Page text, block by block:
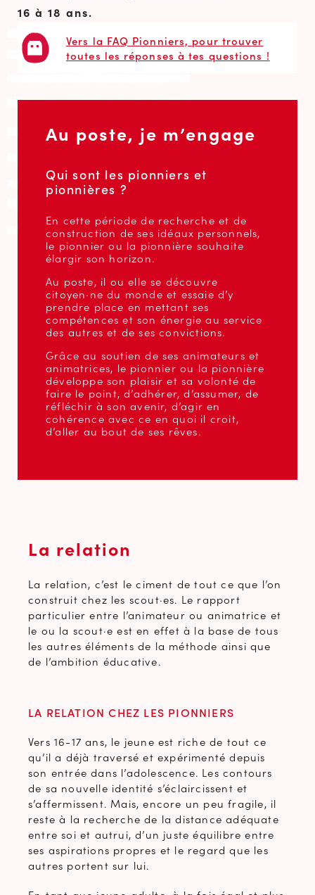
16 à 18 ans.
Vers la FAQ Pionniers, pour trouver
toutes les réponses à tes questions !
Au poste, je m’engage
Qui sont les pionniers et
pionnières ?
En cette période de recherche et de
construction de ses idéaux personnels,
le pionnier ou la pionnière souhaite
élargir son horizon.
Au poste, il ou elle se découvre
citoyen·ne du monde et essaie d’y
prendre place en mettant ses
compétences et son énergie au service
des autres et de ses convictions.
Grâce au soutien de ses animateurs et
animatrices, le pionnier ou la pionnière
développe son plaisir et sa volonté de
faire le point, d’adhérer, d’assumer, de
réfléchir à son avenir, d’agir en
cohérence avec ce en quoi il croit,
d’aller au bout de ses rêves.
La relation
La relation, c’est le ciment de tout ce que l’on
construit chez les scout·es. Le rapport
particulier entre l’animateur ou animatrice et
le ou la scout·e est en effet à la base de tous
les autres éléments de la méthode ainsi que
de l’ambition éducative.
LA RELATION CHEZ LES PIONNIERS
Vers 16-17 ans, le jeune est riche de tout ce
qu’il a déjà traversé et expérimenté depuis
son entrée dans l’adolescence. Les contours
de sa nouvelle identité s’éclaircissent et
s’affermissent. Mais, encore un peu fragile, il
reste à la recherche de la distance adéquate
entre soi et autrui, d’un juste équilibre entre
ses aspirations propres et le regard que les
autres portent sur lui.